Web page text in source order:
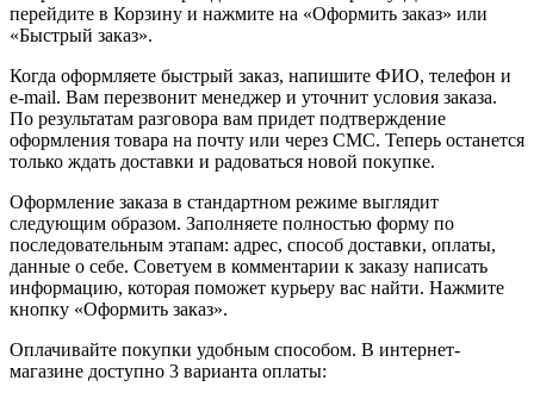
перейдите в Корзину и нажмите на «Оформить заказ» или
«Быстрый заказ».
Когда оформляете быстрый заказ, напишите ФИО, телефон и
e-mail. Вам перезвонит менеджер и уточнит условия заказа.
По результатам разговора вам придет подтверждение
оформления товара на почту или через СМС. Теперь останется
только ждать доставки и радоваться новой покупке.
Оформление заказа в стандартном режиме выглядит
следующим образом. Заполняете полностью форму по
последовательным этапам: адрес, способ доставки, оплаты,
данные о себе. Советуем в комментарии к заказу написать
информацию, которая поможет курьеру вас найти. Нажмите
кнопку «Оформить заказ».
Оплачивайте покупки удобным способом. В интернет-
магазине доступно 3 варианта оплаты: